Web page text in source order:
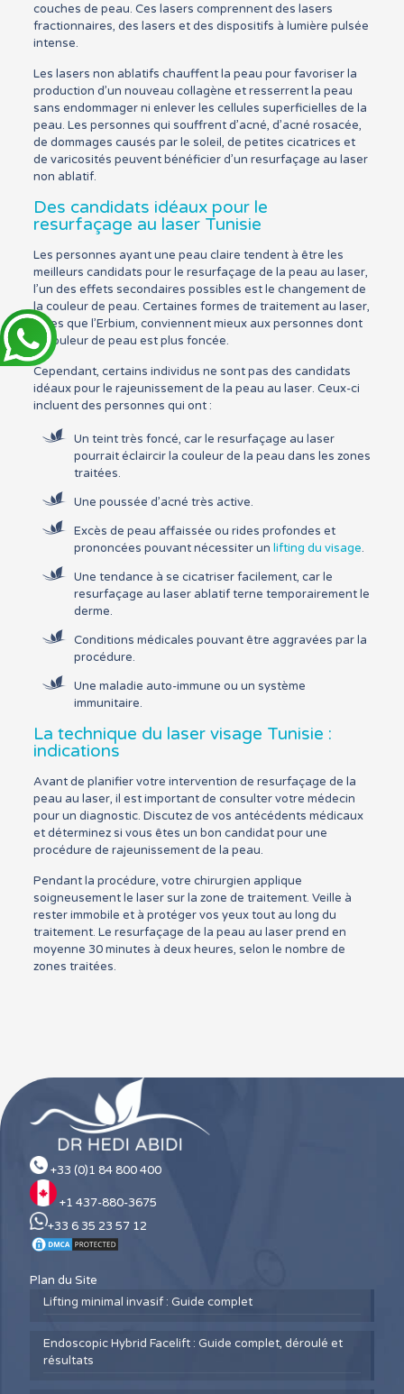
couches de peau. Ces lasers comprennent des lasers
fractionnaires, des lasers et des dispositifs à lumière pulsée
intense.
Les lasers non ablatifs chauffent la peau pour favoriser la
production d’un nouveau collagène et resserrent la peau
sans endommager ni enlever les cellules superficielles de la
peau. Les personnes qui souffrent d’acné, d’acné rosacée,
de dommages causés par le soleil, de petites cicatrices et
de varicosités peuvent bénéficier d’un resurfaçage au laser
non ablatif.
Des candidats idéaux pour le
resurfaçage au laser Tunisie
Les personnes ayant une peau claire tendent à être les
meilleurs candidats pour le resurfaçage de la peau au laser,
l’un des effets secondaires possibles est le changement de
la couleur de peau. Certaines formes de traitement au laser,
telles que l’Erbium, conviennent mieux aux personnes dont
la couleur de peau est plus foncée.
Cependant, certains individus ne sont pas des candidats
idéaux pour le rajeunissement de la peau au laser. Ceux-ci
incluent des personnes qui ont :
Un teint très foncé, car le resurfaçage au laser
pourrait éclaircir la couleur de la peau dans les zones
traitées.
Une poussée d’acné très active.
Excès de peau affaissée ou rides profondes et
prononcées pouvant nécessiter un lifting du visage.
Une tendance à se cicatriser facilement, car le
resurfaçage au laser ablatif terne temporairement le
derme.
Conditions médicales pouvant être aggravées par la
procédure.
Une maladie auto-immune ou un système
immunitaire.
La technique du laser visage Tunisie :
indications
Avant de planifier votre intervention de resurfaçage de la
peau au laser, il est important de consulter votre médecin
pour un diagnostic. Discutez de vos antécédents médicaux
et déterminez si vous êtes un bon candidat pour une
procédure de rajeunissement de la peau.
Pendant la procédure, votre chirurgien applique
soigneusement le laser sur la zone de traitement. Veille à
rester immobile et à protéger vos yeux tout au long du
traitement. Le resurfaçage de la peau au laser prend en
moyenne 30 minutes à deux heures, selon le nombre de
zones traitées.
+33 (0)1 84 800 400
+1 437-880-3675
+33 6 35 23 57 12
Plan du Site
Lifting minimal invasif : Guide complet
Endoscopic Hybrid Facelift : Guide complet, déroulé et
résultats